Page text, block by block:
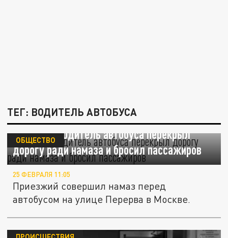
ТЕГ: ВОДИТЕЛЬ АВТОБУСА
В Москве водитель автобуса перекрыл
дорогу ради намаза и бросил пассажиров
ОБЩЕСТВО
25 ФЕВРАЛЯ 11:05
Приезжий совершил намаз перед
автобусом на улице Перерва в Москве.